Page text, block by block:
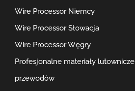
Wire Processor Niemcy
Wire Processor Słowacja
Wire Processor Węgry
Profesjonalne materiały lutownicze
przewodów